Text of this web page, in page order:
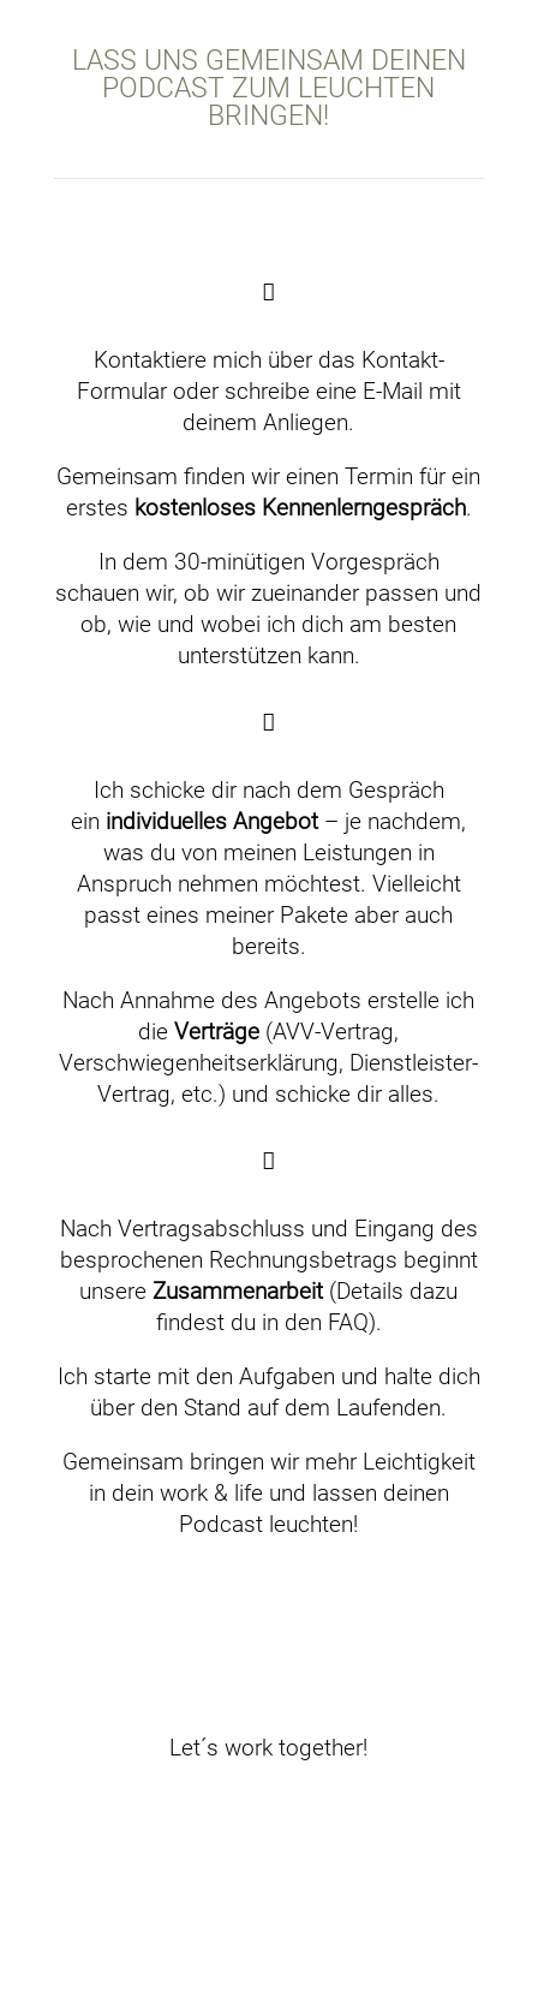
LASS UNS GEMEINSAM DEINEN
PODCAST ZUM LEUCHTEN
BRINGEN!
Kontaktiere mich über das Kontakt-
Formular oder schreibe eine E-Mail mit
deinem Anliegen.
Gemeinsam finden wir einen Termin für ein
erstes kostenloses Kennenlerngespräch.
In dem 30-minütigen Vorgespräch
schauen wir, ob wir zueinander passen und
ob, wie und wobei ich dich am besten
unterstützen kann.
Ich schicke dir nach dem Gespräch
ein individuelles Angebot – je nachdem,
was du von meinen Leistungen in
Anspruch nehmen möchtest. Vielleicht
passt eines meiner Pakete aber auch
bereits.
Nach Annahme des Angebots erstelle ich
die Verträge (AVV-Vertrag,
Verschwiegenheitserklärung, Dienstleister-
Vertrag, etc.) und schicke dir alles.
Nach Vertragsabschluss und Eingang des
besprochenen Rechnungsbetrags beginnt
unsereZusammenarbeit(Details dazu
findest du in den FAQ).
Ich starte mit den Aufgaben und halte dich
über den Stand auf dem Laufenden.
Gemeinsam bringen wir mehr Leichtigkeit
in dein work & life und lassen deinen
Podcast leuchten!
Let´s work together!